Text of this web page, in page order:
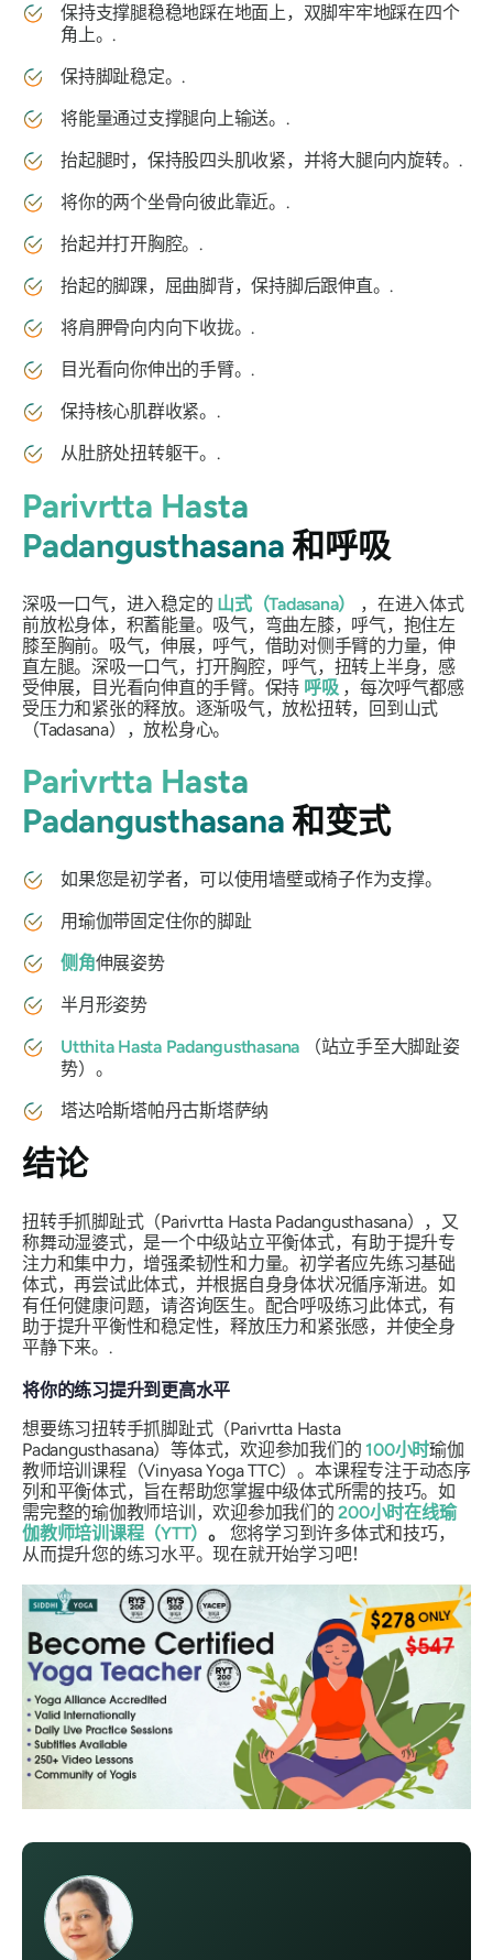
保持支撑腿稳稳地踩在地面上，双脚牢牢地踩在四个
角上。.
保持脚趾稳定。.
将能量通过支撑腿向上输送。.
抬起腿时，保持股四头肌收紧，并将大腿向内旋转。.
将你的两个坐骨向彼此靠近。.
抬起并打开胸腔。.
抬起的脚踝，屈曲脚背，保持脚后跟伸直。.
将肩胛骨向内向下收拢。.
目光看向你伸出的手臂。.
保持核心肌群收紧。.
从肚脐处扭转躯干。.
Parivrtta Hasta
Padangusthasana和呼吸
深吸一口气，进入稳定的 山式（Tadasana）
，在进入体式
前放松身体，积蓄能量。吸气，弯曲左膝，呼气，抱住左
膝至胸前。吸气，伸展，呼气，借助对侧手臂的力量，伸
直左腿。深吸一口气，打开胸腔，呼气，扭转上半身，感
受伸展，目光看向伸直的手臂。保持 呼吸，每次呼气都感
受压力和紧张的释放。逐渐吸气，放松扭转，回到山式
（Tadasana），放松身心。
Parivrtta Hasta
Padangusthasana和变式
如果您是初学者，可以使用墙壁或椅子作为支撑。
用瑜伽带固定住你的脚趾
侧角伸展姿势
半月形姿势
Utthita Hasta Padangusthasana （站立手至大脚趾姿
势）。
塔达哈斯塔帕丹古斯塔萨纳
结论
扭转手抓脚趾式（Parivrtta Hasta Padangusthasana），又
称舞动湿婆式，是一个中级站立平衡体式，有助于提升专
注力和集中力，增强柔韧性和力量。初学者应先练习基础
体式，再尝试此体式，并根据自身身体状况循序渐进。如
有任何健康问题，请咨询医生。配合呼吸练习此体式，有
助于提升平衡性和稳定性，释放压力和紧张感，并使全身
平静下来。.
将你的练习提升到更高水平
想要练习扭转手抓脚趾式（Parivrtta Hasta
Padangusthasana）等体式，欢迎参加我们的100小时瑜伽
教师培训课程（Vinyasa Yoga TTC）。本课程专注于动态序
列和平衡体式，旨在帮助您掌握中级体式所需的技巧。如
需完整的瑜伽教师培训，欢迎参加我们的200小时在线瑜
伽教师培训课程（YTT）。
您将学习到许多体式和技巧，
从而提升您的练习水平。现在就开始学习吧！